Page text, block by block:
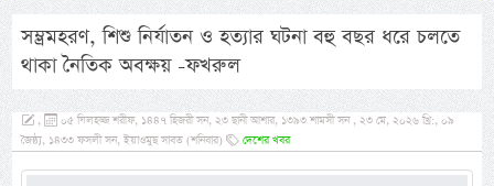
সম্ভ্রমহরণ, শিশু নির্যাতন ও হত্যার ঘটনা বহু বছর ধরে চলতে
থাকা নৈতিক অবক্ষয় -ফখরুল
,
০৫ যিলহজ্জ শরীফ, ১৪৪৭ হিজরী সন, ২৩ ছানী আশার, ১৩৯৩ শামসী সন , ২৩ মে, ২০২৬ খ্রি:, ০৯
জৈষ্ঠ্য, ১৪৩৩ ফসলী সন, ইয়াওমুছ সাবত (শনিবার)
দেশের খবর